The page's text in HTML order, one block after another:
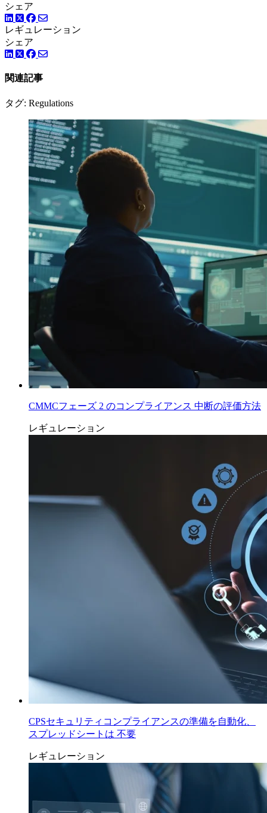
シェア
LinkedIn
ツイッター
Facebook
レギュレーション
シェア
LinkedIn
ツイッター
Facebook
関連記事
タグ: Regulations
CMMCフェーズ 2 のコンプライアンス 中断の評価方法
レギュレーション
CPSセキュリティコンプライアンスの準備を自動化、
スプレッドシートは 不要
レギュレーション